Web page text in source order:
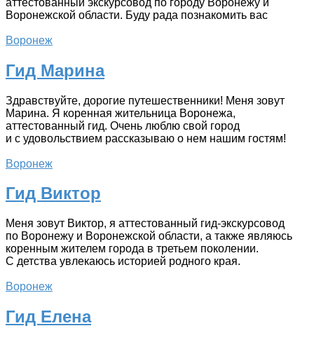
Воронежской области. Буду рада познакомить вас
Воронеж
Гид Марина
Здравствуйте, дорогие путешественники! Меня зовут
Марина. Я коренная жительница Воронежа,
аттестованный гид. Очень люблю свой город
и с удовольствием рассказываю о нем нашим гостям!
Воронеж
Гид Виктор
Меня зовут Виктор, я аттестованный гид-экскурсовод
по Воронежу и Воронежской области, а также являюсь
коренным жителем города в третьем поколении.
С детства увлекаюсь историей родного края.
Воронеж
Гид Елена